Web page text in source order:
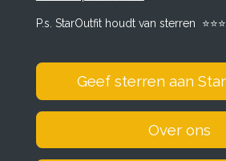
o
k
r
a
I
n
p
P.s. StarOutfit houdt van sterren ⭐️⭐️⭐️
Geef sterren aan Star
Over ons